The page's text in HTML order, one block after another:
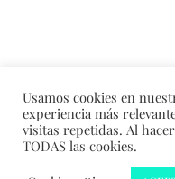
Usamos cookies en
experiencia más
visitas repetidas. Al
TODAS las cookies.